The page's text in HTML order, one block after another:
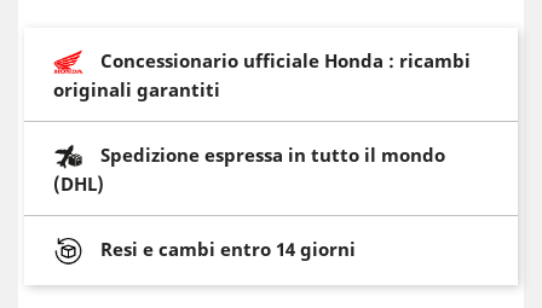
Concessionario ufficiale Honda : ricambi
originali garantiti
Spedizione espressa in tutto il mondo
(DHL)
Resi e cambi entro 14 giorni